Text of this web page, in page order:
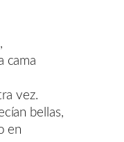
cama
vez.
bellas,
en